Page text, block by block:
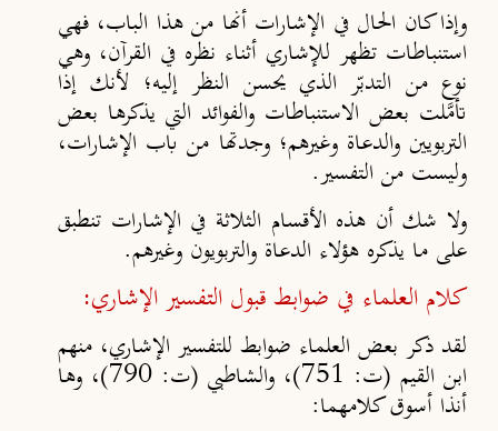
وإذا كان الحال في الإشارات أنها من هذا الباب، فهي
استنباطات تظهر للإشاري أثناء نظره في القرآن، وهي
نوع من التدبّر الذي يحسن النظر إليه؛ لأنك إذا
تأمَّلت بعض الاستنباطات والفوائد التي يذكرها بعض
التربويين والدعاة وغيرهم؛ وجدتها من باب الإشارات،
وليست من التفسير.
ولا شك أن هذه الأقسام الثلاثة في الإشارات تنطبق
على ما يذكره هؤلاء الدعاة والتربويون وغيرهم.
كلام العلماء في ضوابط قبول التفسير الإشاري:
لقد ذكر بعض العلماء ضوابط للتفسير الإشاري، منهم
ابن القيم (ت: 751)، والشاطبي (ت: 790)، وها
أنذا أسوق كلامهما: